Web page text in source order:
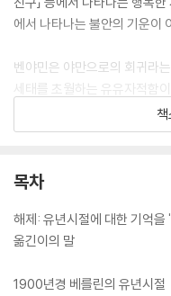
에서 나타나는 불안의 기운이
벤야민은 야만으로의 회귀라
세태를 초월하는 유유자적함
시절에 비추어 성찰함으로써
올린다. 단순한 시간적 흐름에
있는 책이다.
목차
해제: 유년시절에 대한 기억
옮긴이의 말
1900년경 베를린의 유년시절